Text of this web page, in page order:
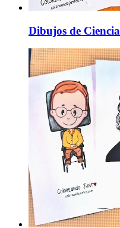
Dibujos de Ciencia